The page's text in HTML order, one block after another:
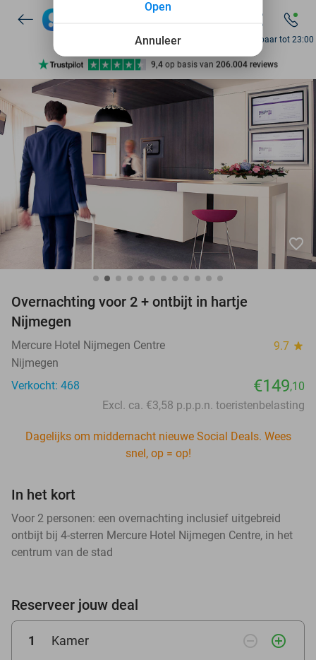
7 dagen per week beschikbaar
10+ miljoen leden
9,4 op basis van 206.004 reviews
Ontdek 15.000+ deals
7 dagen per week beschikbaar
10+ miljoen leden
Bereikbaar tot 23:00
favorite_border
Overnachting voor 2 + ontbijt in hartje
Nijmegen
Mercure Hotel Nijmegen Centre 9.7 star
Nijmegen
Verkocht: 468
€149,10
Excl. ca. €3,58 p.p.p.n. toeristenbelasting
Dagelijks om middernacht nieuwe Social Deals. Wees
snel, op = op!
In het kort
Voor 2 personen: een overnachting inclusief uitgebreid
ontbijt bij 4-sterren Mercure Hotel Nijmegen Centre, in het
centrum van de stad
Reserveer jouw deal
1 Kamer remove_circle_outline add_circle_outline
Annuleer
Open